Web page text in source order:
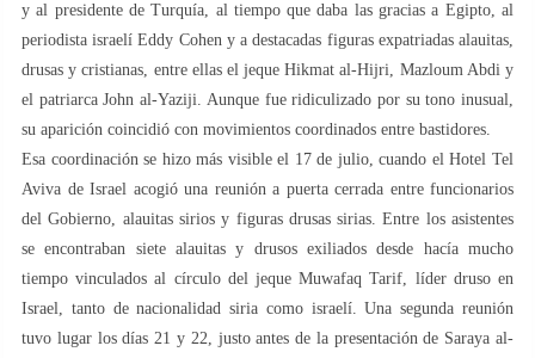
y al presidente de Turquía, al tiempo que daba las gracias a Egipto, al
periodista israelí Eddy Cohen y a destacadas figuras expatriadas alauitas,
drusas y cristianas, entre ellas el jeque Hikmat al-Hijri, Mazloum Abdi y
el patriarca John al-Yaziji. Aunque fue ridiculizado por su tono inusual,
su aparición coincidió con movimientos coordinados entre bastidores.
Esa coordinación se hizo más visible el 17 de julio, cuando el Hotel Tel
Aviva de Israel acogió una reunión a puerta cerrada entre funcionarios
del Gobierno, alauitas sirios y figuras drusas sirias. Entre los asistentes
se encontraban siete alauitas y drusos exiliados desde hacía mucho
tiempo vinculados al círculo del jeque Muwafaq Tarif, líder druso en
Israel, tanto de nacionalidad siria como israelí. Una segunda reunión
tuvo lugar los días 21 y 22, justo antes de la presentación de Saraya al-